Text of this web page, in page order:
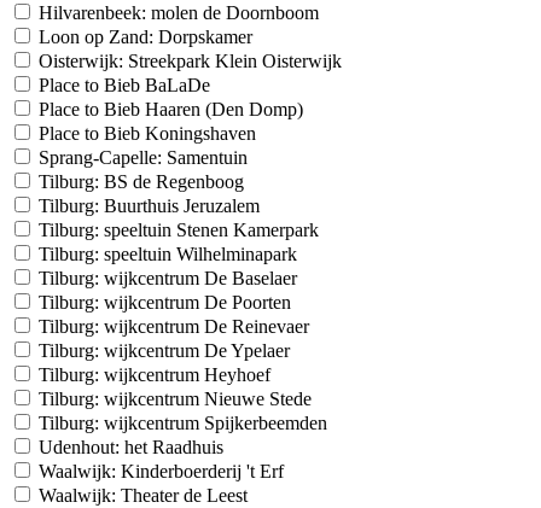
Hilvarenbeek: molen de Doornboom
Loon op Zand: Dorpskamer
Oisterwijk: Streekpark Klein Oisterwijk
Place to Bieb BaLaDe
Place to Bieb Haaren (Den Domp)
Place to Bieb Koningshaven
Sprang-Capelle: Samentuin
Tilburg: BS de Regenboog
Tilburg: Buurthuis Jeruzalem
Tilburg: speeltuin Stenen Kamerpark
Tilburg: speeltuin Wilhelminapark
Tilburg: wijkcentrum De Baselaer
Tilburg: wijkcentrum De Poorten
Tilburg: wijkcentrum De Reinevaer
Tilburg: wijkcentrum De Ypelaer
Tilburg: wijkcentrum Heyhoef
Tilburg: wijkcentrum Nieuwe Stede
Tilburg: wijkcentrum Spijkerbeemden
Udenhout: het Raadhuis
Waalwijk: Kinderboerderij 't Erf
Waalwijk: Theater de Leest